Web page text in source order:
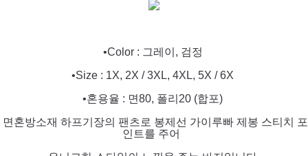
•Color : 그레이, 검정
•Size : 1X, 2X / 3XL, 4XL, 5X / 6X
•혼용율 : 면80, 폴리20 (합포)
면혼방소재 하프기장의 팬츠로 봉제선 가이루빠 제봉 스티치 포
인트를 주어